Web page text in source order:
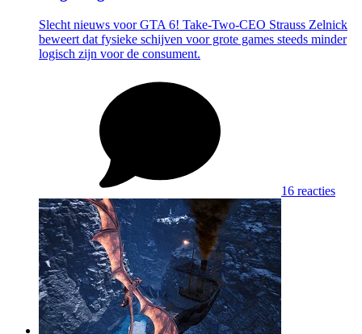
Slecht nieuws voor GTA 6! Take-Two-CEO Strauss Zelnick
beweert dat fysieke schijven voor grote games steeds minder
logisch zijn voor de consument.
16 reacties